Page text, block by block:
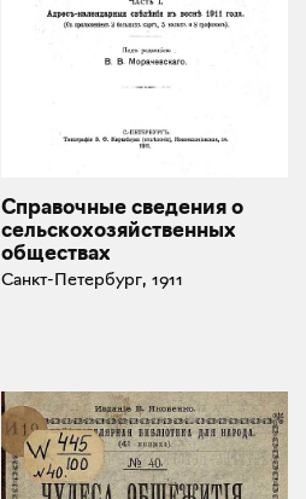
Справочные сведения о
сельскохозяйственных
обществах
Санкт-Петербург, 1911